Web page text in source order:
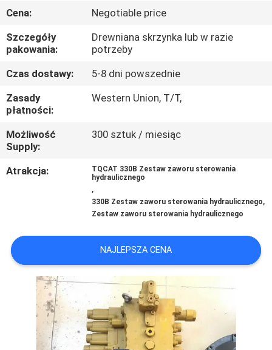
KONTROLA
JAKOŚCI
SKONTAKTUJ
SIĘ
Z
AKTUALNOŚCI
WSZYSTKIE
PRZYPADKI
POPROSIĆ
O
WYCENĘ
Cena:
Negotiable price
Szczegóły
pakowania:
Drewniana skrzynka lub w razie
potrzeby
Czas dostawy:
5-8 dni powszednie
Zasady
płatności:
Western Union, T/T,
Możliwość
Supply:
300 sztuk / miesiąc
Atrakcja:
TQCAT 330B Zestaw zaworu sterowania
hydraulicznego
,
330B Zestaw zaworu sterowania hydraulicznego,
Zestaw zaworu sterowania hydraulicznego
NAJLEPSZA CENA